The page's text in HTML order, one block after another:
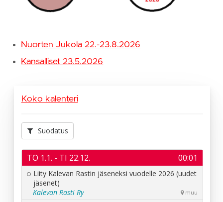
Nuorten Jukola 22.-23.8.2026
Kansalliset 23.5.2026
Koko kalenteri